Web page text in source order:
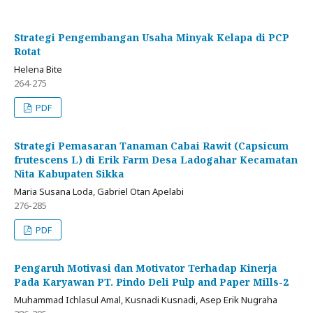
Strategi Pengembangan Usaha Minyak Kelapa di PCP
Rotat
Helena Bite
264-275
PDF
Strategi Pemasaran Tanaman Cabai Rawit (Capsicum
frutescens L) di Erik Farm Desa Ladogahar Kecamatan
Nita Kabupaten Sikka
Maria Susana Loda, Gabriel Otan Apelabi
276-285
PDF
Pengaruh Motivasi dan Motivator Terhadap Kinerja
Pada Karyawan PT. Pindo Deli Pulp and Paper Mills-2
Muhammad Ichlasul Amal, Kusnadi Kusnadi, Asep Erik Nugraha